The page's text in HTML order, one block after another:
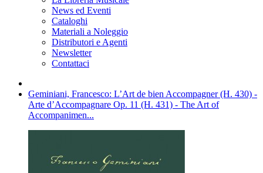
News ed Eventi
Cataloghi
Materiali a Noleggio
Distributori e Agenti
Newsletter
Contattaci
Geminiani, Francesco: L’Art de bien Accompagner (H. 430) -
Arte d’Accompagnare Op. 11 (H. 431) - The Art of
Accompanimen...